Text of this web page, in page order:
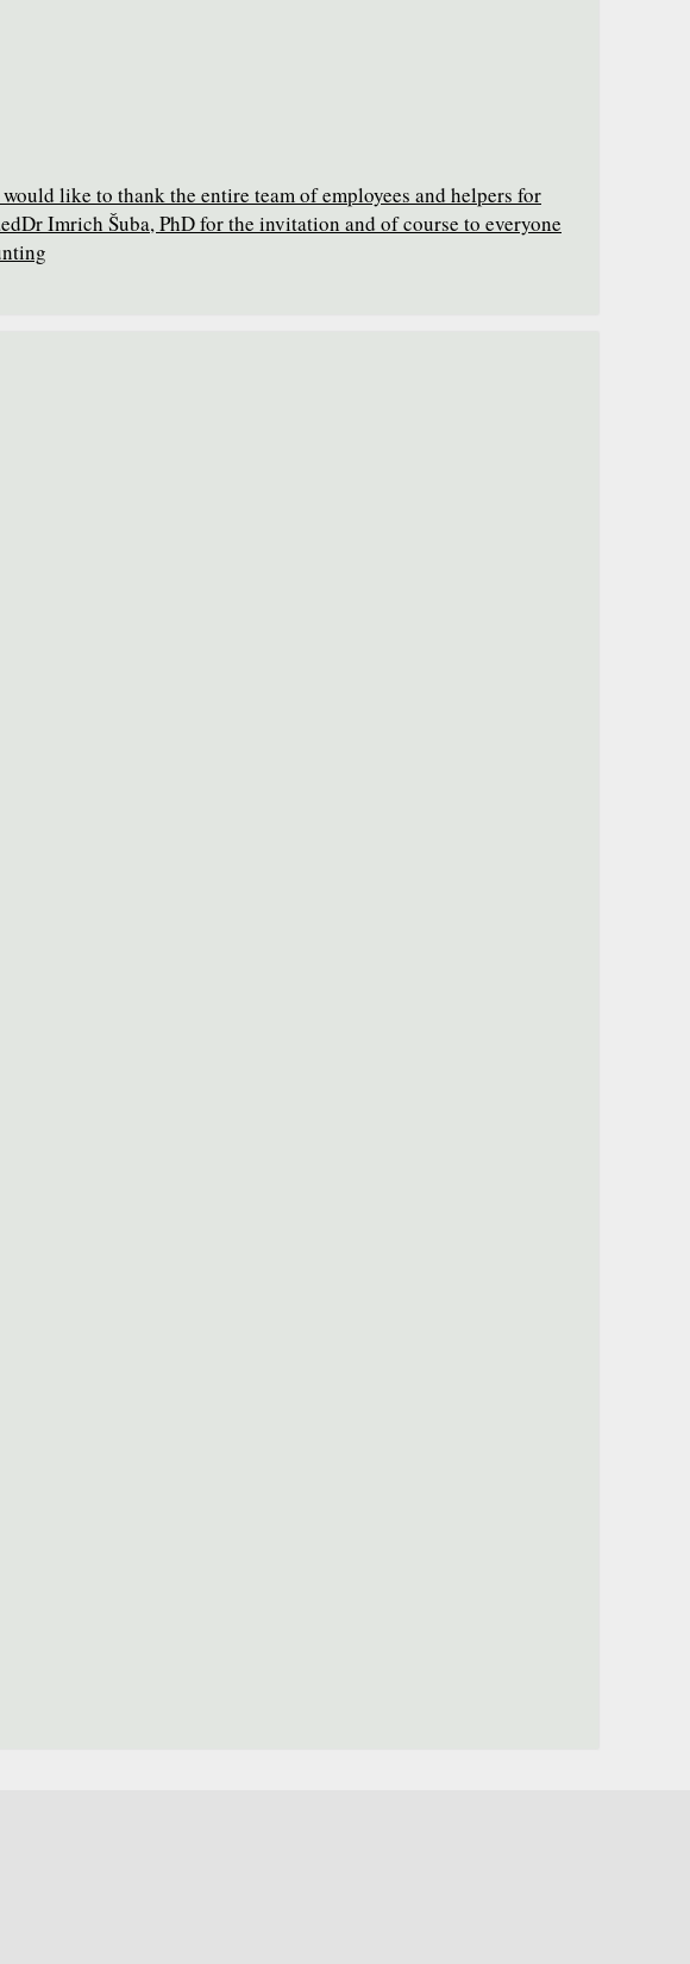
like to thank the entire team of employees and helpers for
Imrich Šuba, PhD for the invitation and of course to everyone